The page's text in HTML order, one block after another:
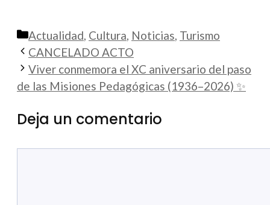
Categorías
Actualidad, Cultura, Noticias, Turismo
CANCELADO ACTO
Viver conmemora el XC aniversario del paso
de las Misiones Pedagógicas (1936–2026) ✨
Deja un comentario